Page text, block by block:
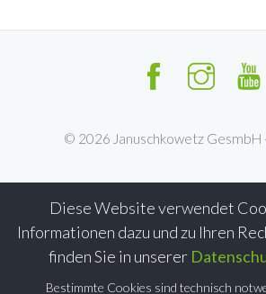
Diese Website verwendet
Informationen dazu und zu Ihren
finden Sie in unserer
Bestimmte Cookies sind technisch
© 2026 Januschkowetz GesmbH